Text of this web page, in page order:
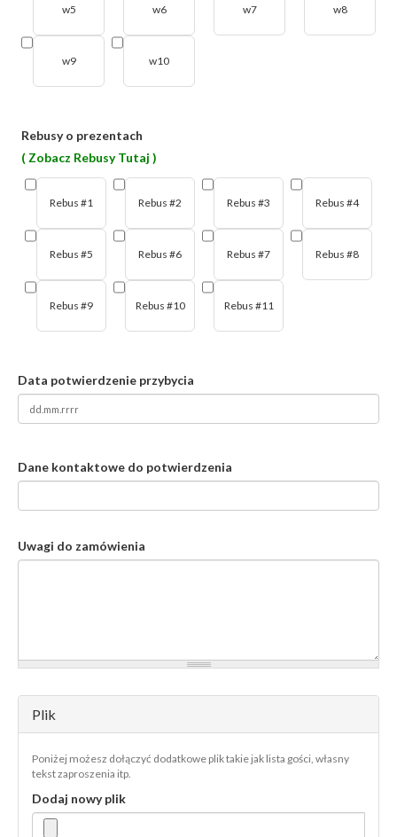
w5 w6 w7 w8
w9 w10
Rebusy o prezentach
( Zobacz Rebusy Tutaj )
Rebus #1 Rebus #2 Rebus #3 Rebus #4
Rebus #5 Rebus #6 Rebus #7 Rebus #8
Rebus #9 Rebus #10 Rebus #11
Data potwierdzenie przybycia
Dane kontaktowe do potwierdzenia
Uwagi do zamówienia
Plik
Poniżej możesz dołączyć dodatkowe plik takie jak lista gości, własny
tekst zaproszenia itp.
Dodaj nowy plik